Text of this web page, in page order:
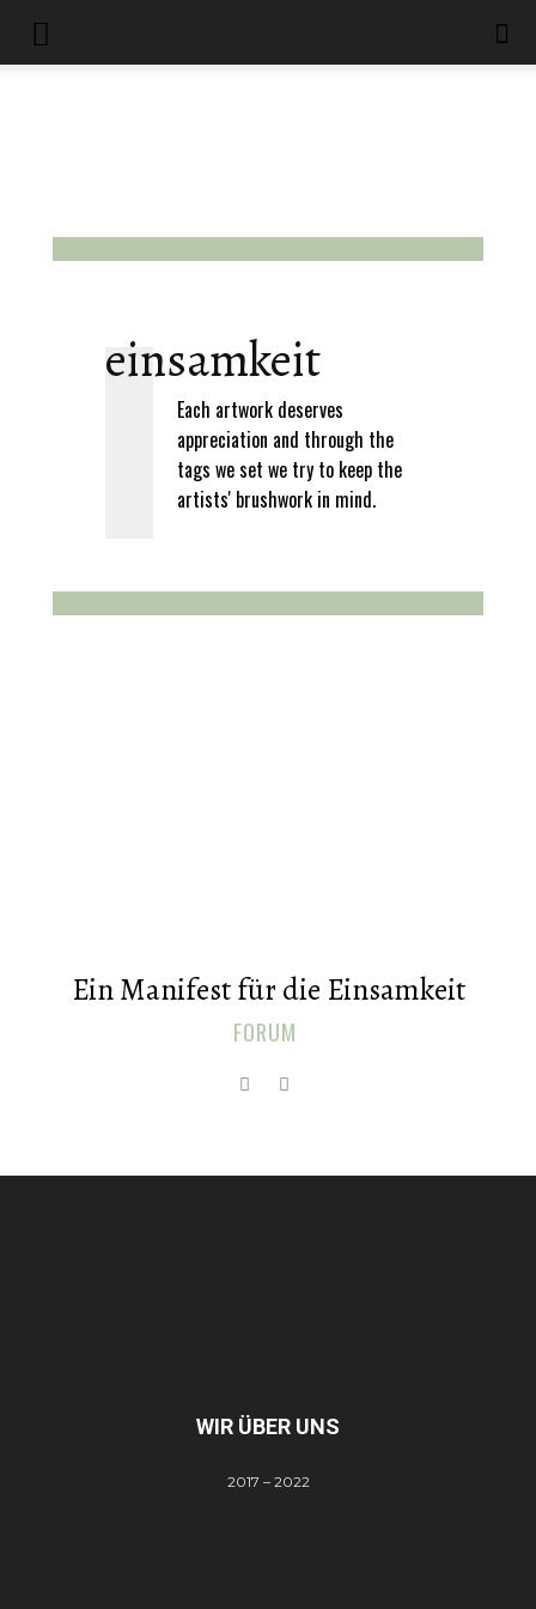
einsamkeit
Each artwork deserves
appreciation and through the
tags we set we try to keep the
artists' brushwork in mind.
Ein Manifest für die Einsamkeit
FORUM
WIR ÜBER UNS
2017 – 2022